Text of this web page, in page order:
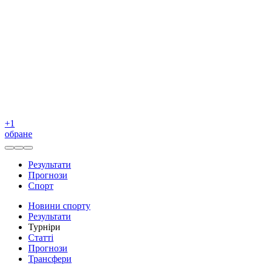
+1
обране
Результати
Прогнози
Спорт
Новини спорту
Результати
Турніри
Статті
Прогнози
Трансфери